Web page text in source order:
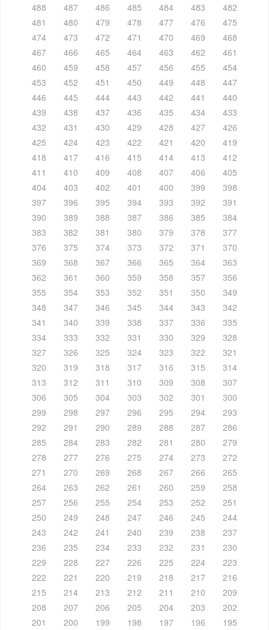
488
487 486 485 484 483
482
481
480 479 478 477 476
475
474
473 472 471 470 469
468
467
466 465 464 463 462
461
460
459 458 457 456 455
454
453
452 451 450 449 448
447
446
445 444 443 442 441
440
439
438 437 436 435 434
433
432
431 430 429 428 427
426
425
424 423 422 421 420
419
418
417 416 415 414 413
412
411
410 409 408 407 406
405
404
403 402 401 400 399
398
397
396 395 394 393 392
391
390
389 388 387 386 385
384
383
382 381 380 379 378
377
376
375 374 373 372 371
370
369
368 367 366 365 364
363
362
361 360 359 358 357
356
355
354 353 352 351 350
349
348
347 346 345 344 343
342
341
340 339 338 337 336
335
334
333 332 331 330 329
328
327
326 325 324 323 322
321
320
319 318 317 316 315
314
313
312 311 310 309 308
307
306
305 304 303 302 301
300
299
298 297 296 295 294
293
292
291 290 289 288 287
286
285
284 283 282 281 280
279
278
277 276 275 274 273
272
271
270 269 268 267 266
265
264
263 262 261 260 259
258
257
256 255 254 253 252
251
250
249 248 247 246 245
244
243
242 241 240 239 238
237
236
235 234 233 232 231
230
229
228 227 226 225 224
223
222
221 220 219 218 217
216
215
214 213 212 211 210
209
208
207 206 205 204 203
202
201
200 199 198 197 196
195